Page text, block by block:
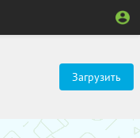
Загрузить